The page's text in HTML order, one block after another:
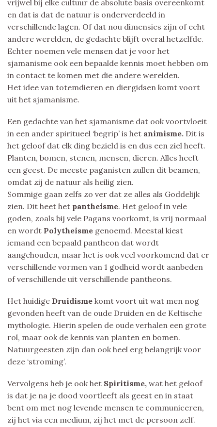
vrijwel bij elke cultuur de absolute basis overeenkomt
en dat is dat de natuur is onderverdeeld in
verschillende lagen. Of dat nou dimensies zijn of echt
andere werelden, de gedachte blijft overal hetzelfde.
Echter noemen vele mensen dat je voor het
sjamanisme ook een bepaalde kennis moet hebben om
in contact te komen met die andere werelden.
Het idee van totemdieren en diergidsen komt voort
uit het sjamanisme.
Een gedachte van het sjamanisme dat ook voortvloeit
in een ander spiritueel ‘begrip’ is het animisme. Dit is
het geloof dat elk ding bezield is en dus een ziel heeft.
Planten, bomen, stenen, mensen, dieren. Alles heeft
een geest. De meeste paganisten zullen dit beamen,
omdat zij de natuur als heilig zien.
Sommige gaan zelfs zo ver dat ze alles als Goddelijk
zien. Dit heet het pantheisme. Het geloof in vele
goden, zoals bij vele Pagans voorkomt, is vrij normaal
en wordt Polytheisme genoemd. Meestal kiest
iemand een bepaald pantheon dat wordt
aangehouden, maar het is ook veel voorkomend dat er
verschillende vormen van 1 godheid wordt aanbeden
of verschillende uit verschillende pantheons.
Het huidige Druidisme komt voort uit wat men nog
gevonden heeft van de oude Druiden en de Keltische
mythologie. Hierin spelen de oude verhalen een grote
rol, maar ook de kennis van planten en bomen.
Natuurgeesten zijn dan ook heel erg belangrijk voor
deze ‘stroming’.
Vervolgens heb je ook het Spiritisme, wat het geloof
is dat je na je dood voortleeft als geest en in staat
bent om met nog levende mensen te communiceren,
zij het via een medium, zij het met de persoon zelf.